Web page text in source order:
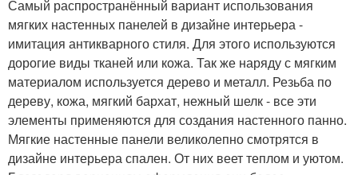
Самый распространённый вариант использования
мягких настенных панелей в дизайне интерьера -
имитация антикварного стиля. Для этого используются
дорогие виды тканей или кожа. Так же наряду с мягким
материалом используется дерево и металл. Резьба по
дереву, кожа, мягкий бархат, нежный шелк - все эти
элементы применяются для создания настенного панно.
Мягкие настенные панели великолепно смотрятся в
дизайне интерьера спален. От них веет теплом и уютом.